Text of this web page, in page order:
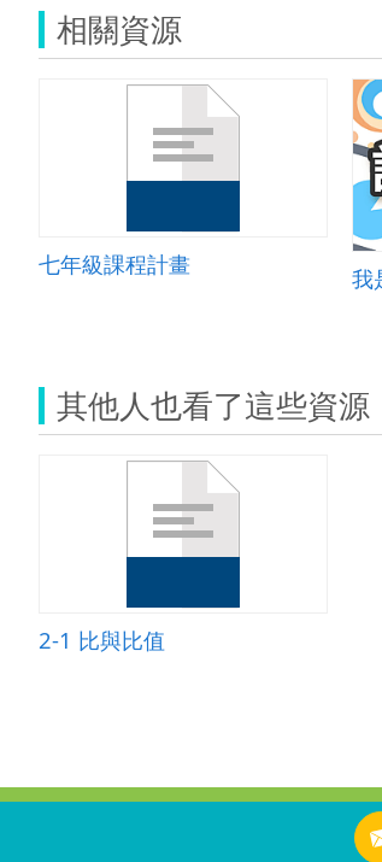
相關資源
七年級課程計畫
我
其他人也看了這些資源
2-1 比與比值